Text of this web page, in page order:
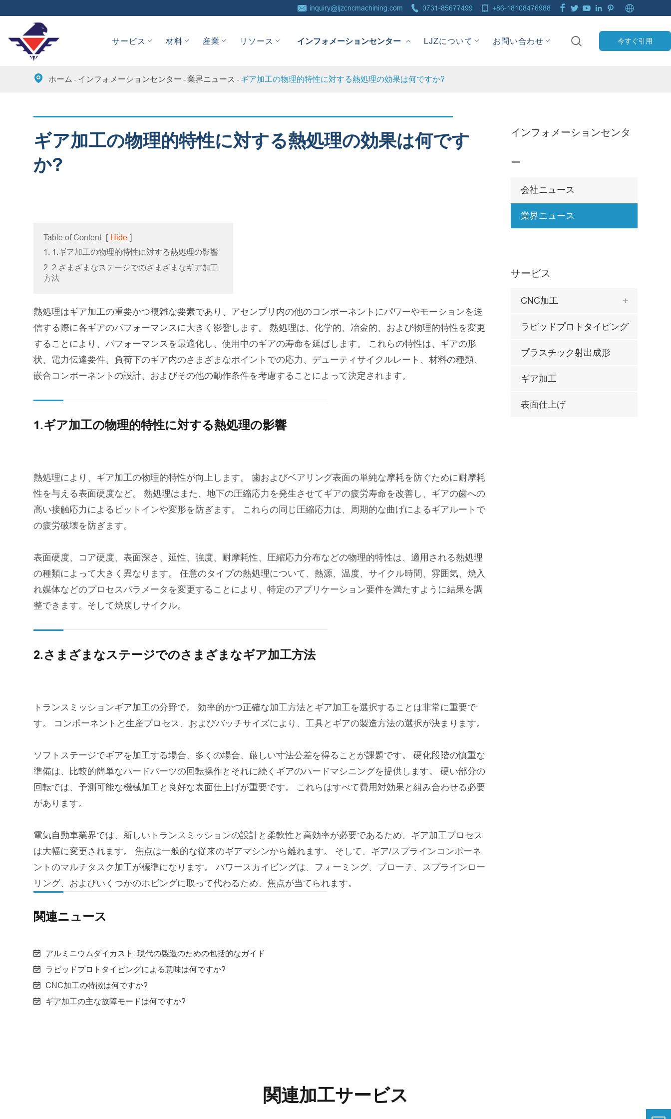
 inquiry@ljzcncmachining.com  0731-85677499  +86-18108476988      
サービス 材料 産業 リソース
LJZについて
お問い合わせ  今すぐ引用
 ホーム インフォメーションセンター 業界ニュース ギア加工の物理的特性に対する熱処理の効果は何ですか?
ギア加工の物理的特性に対する熱処理の効果は何です
か?
Table of Content [ Hide ]
1. 1.ギア加工の物理的特性に対する熱処理の影響
2. 2.さまざまなステージでのさまざまなギア加工
方法
熱処理はギア加工の重要かつ複雑な要素であり、アセンブリ内の他のコンポーネントにパワーやモーションを送
信する際に各ギアのパフォーマンスに大きく影響します。 熱処理は、化学的、冶金的、および物理的特性を変更
することにより、パフォーマンスを最適化し、使用中のギアの寿命を延ばします。 これらの特性は、ギアの形
状、電力伝達要件、負荷下のギア内のさまざまなポイントでの応力、デューティサイクルレート、材料の種類、
嵌合コンポーネントの設計、およびその他の動作条件を考慮することによって決定されます。
1.ギア加工の物理的特性に対する熱処理の影響
熱処理により、ギア加工の物理的特性が向上します。 歯およびベアリング表面の単純な摩耗を防ぐために耐摩耗
性を与える表面硬度など。 熱処理はまた、地下の圧縮応力を発生させてギアの疲労寿命を改善し、ギアの歯への
高い接触応力によるピットインや変形を防ぎます。 これらの同じ圧縮応力は、周期的な曲げによるギアルートで
の疲労破壊を防ぎます。
表面硬度、コア硬度、表面深さ、延性、強度、耐摩耗性、圧縮応力分布などの物理的特性は、適用される熱処理
の種類によって大きく異なります。 任意のタイプの熱処理について、熱源、温度、サイクル時間、雰囲気、焼入
れ媒体などのプロセスパラメータを変更することにより、特定のアプリケーション要件を満たすように結果を調
整できます。そして焼戻しサイクル。
2.さまざまなステージでのさまざまなギア加工方法
トランスミッションギア加工の分野で。 効率的かつ正確な加工方法とギア加工を選択することは非常に重要で
す。 コンポーネントと生産プロセス、およびバッチサイズにより、工具とギアの製造方法の選択が決まります。
ソフトステージでギアを加工する場合、多くの場合、厳しい寸法公差を得ることが課題です。 硬化段階の慎重な
準備は、比較的簡単なハードパーツの回転操作とそれに続くギアのハードマシニングを提供します。 硬い部分の
回転では、予測可能な機械加工と良好な表面仕上げが重要です。 これらはすべて費用対効果と組み合わせる必要
があります。
電気自動車業界では、新しいトランスミッションの設計と柔軟性と高効率が必要であるため、ギア加工プロセス
は大幅に変更されます。 焦点は一般的な従来のギアマシンから離れます。 そして、ギア/スプラインコンポーネ
ントのマルチタスク加工が標準になります。 パワースカイビングは、フォーミング、ブローチ、スプラインロー
リング、およびいくつかのホビングに取って代わるため、焦点が当てられます。
関連ニュース
アルミニウムダイカスト: 現代の製造のための包括的なガイド
ラピッドプロトタイピングによる意味は何ですか?
CNC加工の特徴は何ですか?
ギア加工の主な故障モードは何ですか?
インフォメーションセンタ
ー
会社ニュース
業界ニュース
サービス
CNC加工 
ラピッドプロトタイピング
プラスチック射出成形
ギア加工
表面仕上げ
関連加工サービス